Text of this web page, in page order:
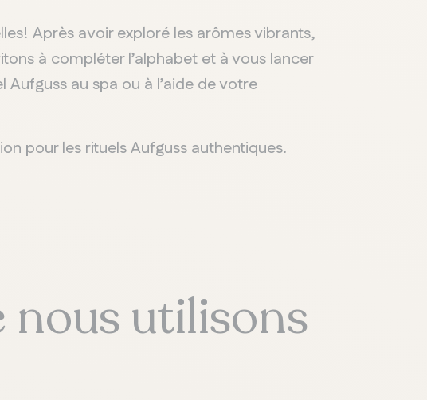
Après avoir exploré les arômes vibrants,
à compléter l’alphabet et à vous lancer
au spa ou à l’aide de votre
pour les rituels Aufguss authentiques.
nous utilisons